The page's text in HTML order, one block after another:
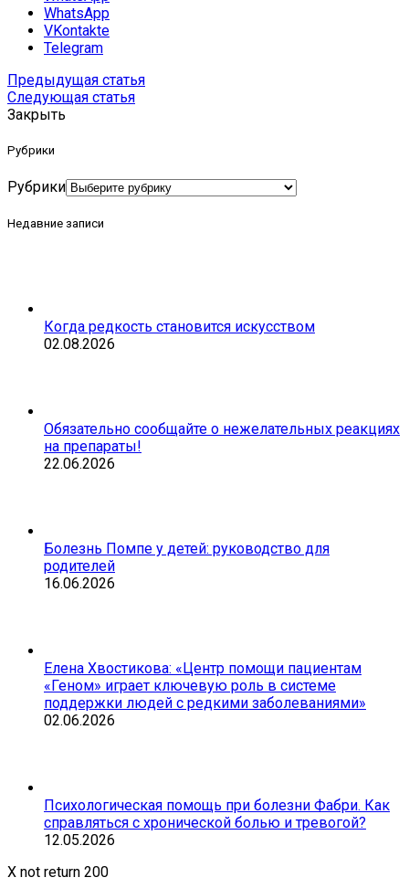
WhatsApp
VKontakte
Telegram
Предыдущая статья
Следующая статья
Закрыть
Рубрики
Рубрики
Недавние записи
Когда редкость становится искусством
02.08.2026
Обязательно сообщайте о нежелательных реакциях
на препараты!
22.06.2026
Болезнь Помпе у детей: руководство для
родителей
16.06.2026
Елена Хвостикова: «Центр помощи пациентам
«Геном» играет ключевую роль в системе
поддержки людей с редкими заболеваниями»
02.06.2026
Психологическая помощь при болезни Фабри. Как
справляться с хронической болью и тревогой?
12.05.2026
X not return 200